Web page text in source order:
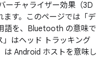
ーチャライザー効果（3D
ます。このページでは「デ
語を、Bluetooth の意味で
」はヘッド トラッキング
は Android ホストを意味し